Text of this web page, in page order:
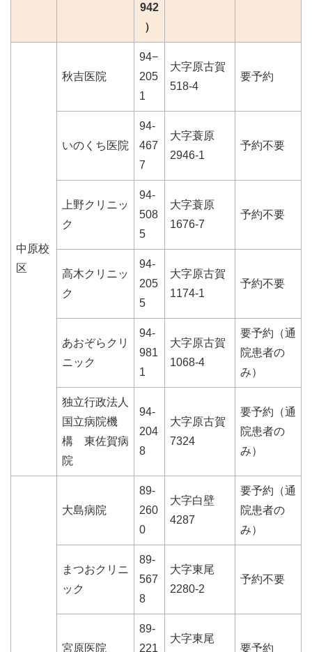
942
）
中原校
区
秋吉医院
94−
205
1
大字原古賀
518-4
要予約
いのくち医院
94-
467
7
大字蓑原
2946-1
予約不要
上野クリニッ
ク
94-
508
5
大字蓑原
1676-7
予約不要
高木クリニッ
ク
94-
205
5
大字原古賀
1174-1
予約不要
あおぞらクリ
ニック
94-
981
1
大字原古賀
1068-4
要予約（通
院患者の
み）
独立行政法人
国立病院機
構 東佐賀病
院
94-
204
8
大字原古賀
7324
要予約（通
院患者の
み）
大島病院
89-
260
0
大字白壁
4287
要予約（通
院患者の
み）
まつおクリニ
ック
89-
567
8
大字東尾
2280-2
予約不要
宮原医院
89-
221
大字東尾
要予約